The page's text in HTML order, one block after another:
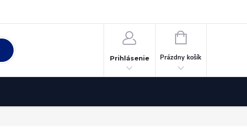
Prihlásenie
NÁKUPNÝ
Prázdny košík